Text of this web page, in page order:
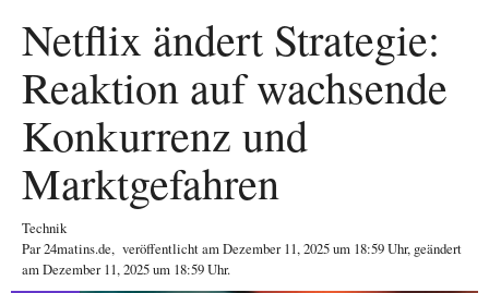
Netflix ändert Strategie:
Reaktion auf wachsende
Konkurrenz und
Marktgefahren
Technik
Par24matins.de, veröffentlicht amDezember 11, 2025um 18:59 Uhr, geändert
am Dezember 11, 2025 um 18:59 Uhr.